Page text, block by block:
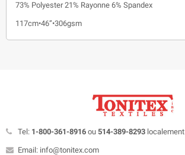
73% Polyester 21% Rayonne 6% Spandex
117cm•46”•306gsm
Tel: 1-800-361-8916 ou 514-389-8293 localement
Email: info@tonitex.com